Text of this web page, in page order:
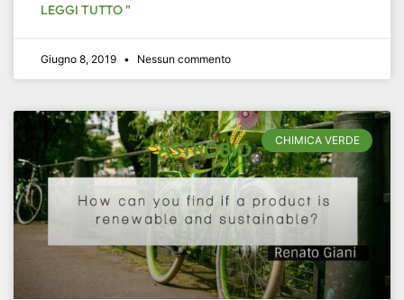
LEGGI TUTTO "
Giugno 8, 2019 Nessun commento
CHIMICA VERDE